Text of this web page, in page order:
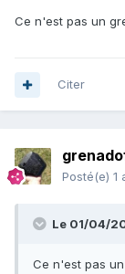
Ce n'est pas un
Citer
Posté(e) 1
Le 01/04/
Ce n'est pas